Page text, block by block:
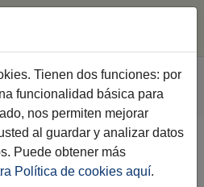
Administración Local
Mostrar Licitación simple
la adquisición
Tienen dos funciones: por
funcionalidad básica para
nos permiten mejorar
al guardar y analizar datos
Puede obtener más
Política de cookies aquí.